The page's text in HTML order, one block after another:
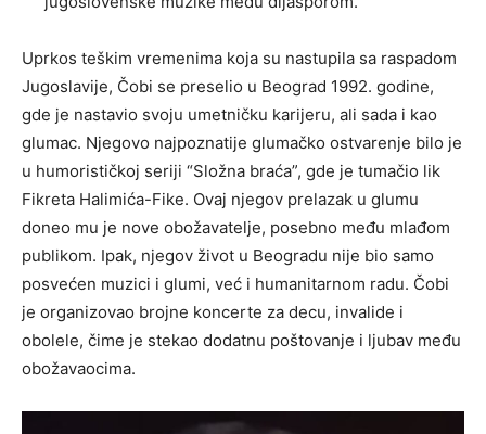
Uprkos teškim vremenima koja su nastupila sa raspadom
Jugoslavije, Čobi se preselio u Beograd 1992. godine,
gde je nastavio svoju umetničku karijeru, ali sada i kao
glumac. Njegovo najpoznatije glumačko ostvarenje bilo je
u humorističkoj seriji “Složna braća”, gde je tumačio lik
Fikreta Halimića-Fike. Ovaj njegov prelazak u glumu
doneo mu je nove obožavatelje, posebno među mlađom
publikom. Ipak, njegov život u Beogradu nije bio samo
posvećen muzici i glumi, već i humanitarnom radu. Čobi
je organizovao brojne koncerte za decu, invalide i
obolele, čime je stekao dodatnu poštovanje i ljubav među
obožavaocima.